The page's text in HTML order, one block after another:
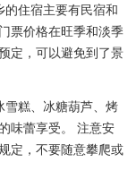
住宿主要有民宿和
票价格在旺季和淡季
定，可以避免到了景
雪糕、冰糖葫芦、烤
味蕾享受。 注意安
定，不要随意攀爬或